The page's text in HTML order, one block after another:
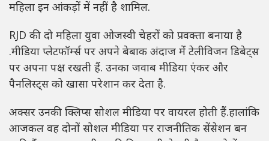
महिला इन आंकड़ों में नहीं है शामिल.
RJD की दो महिला युवा ओजस्वी चेहरों को प्रवक्ता बनाया है
.मीडिया प्लेटफॉर्म्स पर अपने बेबाक अंदाज में टेलीविजन डिबेट्स
पर अपना पक्ष रखती हैं. उनका जवाब मीडिया एंकर और
पैनलिस्ट्स को खासा परेशान कर देता है.
अक्सर उनकी क्लिप्स सोशल मीडिया पर वायरल होती हैं.हालांकि
आजकल वह दोनों सोशल मीडिया पर राजनीतिक सेंसेशन बन